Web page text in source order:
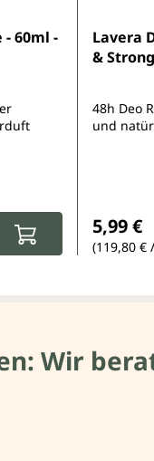
60ml -
Lavera
&
48h Deo
und
5,99 €
(119,80 €
Wir